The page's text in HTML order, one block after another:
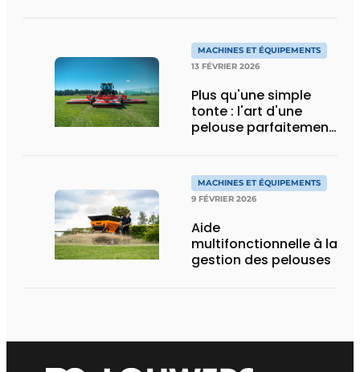
MACHINES ET ÉQUIPEMENTS
13 FÉVRIER 2026
Plus qu'une simple
tonte : l'art d'une
pelouse parfaitement
MACHINES ET ÉQUIPEMENTS
9 FÉVRIER 2026
Aide
multifonctionnelle à la
gestion des pelouses